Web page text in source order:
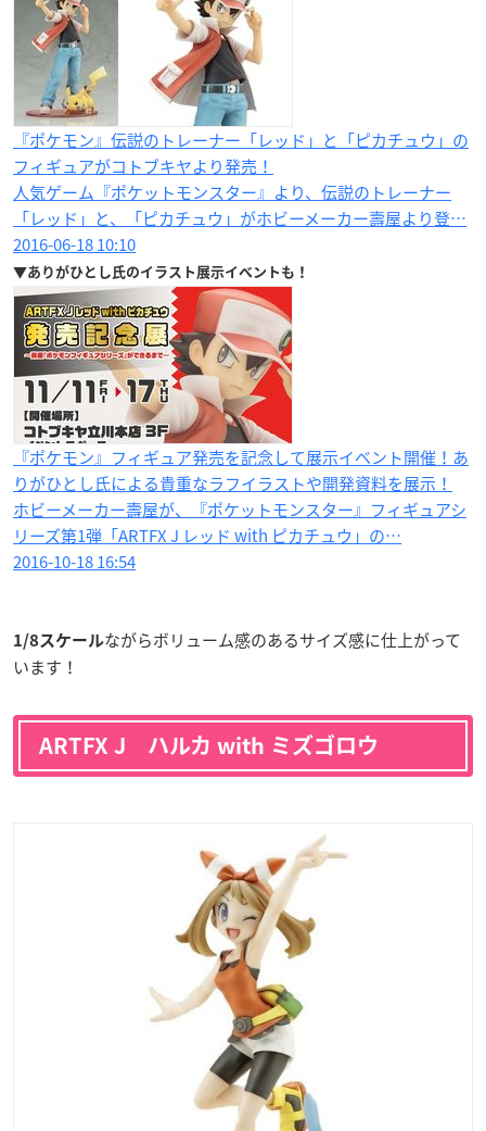
『ポケモン』伝説のトレーナー「レッド」と「ピカチュウ」の
フィギュアがコトブキヤより発売！
人気ゲーム『ポケットモンスター』より、伝説のトレーナー
「レッド」と、「ピカチュウ」がホビーメーカー壽屋より登…
2016-06-18 10:10
▼ありがひとし氏のイラスト展示イベントも！
『ポケモン』フィギュア発売を記念して展示イベント開催！あ
りがひとし氏による貴重なラフイラストや開発資料を展示！
ホビーメーカー壽屋が、『ポケットモンスター』フィギュアシ
リーズ第1弾「ARTFX J レッド with ピカチュウ」の…
2016-10-18 16:54
1/8スケールながらボリューム感のあるサイズ感に仕上がって
います！
ARTFX J ハルカ with ミズゴロウ